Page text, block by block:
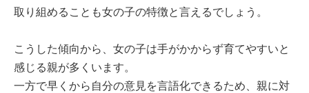
取り組めることも女の子の特徴と言えるでしょう。
こうした傾向から、女の子は手がかからず育てやすいと
感じる親が多くいます。
一方で早くから自分の意見を言語化できるため、親に対